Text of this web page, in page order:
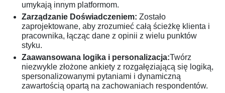
umykają innym platformom.
Zarządzanie Doświadczeniem: Zostało
zaprojektowane, aby zrozumieć całą ścieżkę klienta i
pracownika, łącząc dane z opinii z wielu punktów
styku.
Zaawansowana logika i personalizacja:Twórz
niezwykle złożone ankiety z rozgałęziającą się logiką,
spersonalizowanymi pytaniami i dynamiczną
zawartością opartą na zachowaniach respondentów.